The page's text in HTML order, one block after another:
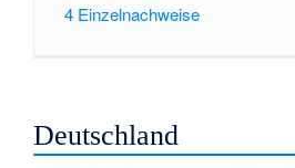
4 Einzelnachweise
Deutschland